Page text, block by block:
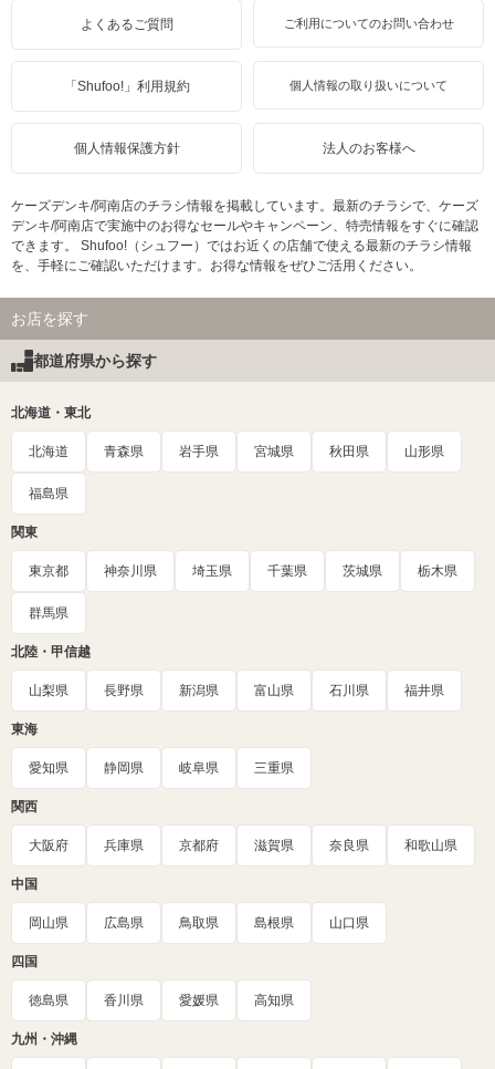
よくあるご質問 ご利用についてのお問い合わせ
「Shufoo!」利用規約 個人情報の取り扱いについて
個人情報保護方針 法人のお客様へ
ケーズデンキ/阿南店のチラシ情報を掲載しています。最新のチラシで、ケーズ
デンキ/阿南店で実施中のお得なセールやキャンペーン、特売情報をすぐに確認
できます。 Shufoo!（シュフー）ではお近くの店舗で使える最新のチラシ情報
を、手軽にご確認いただけます。お得な情報をぜひご活用ください。
お店を探す
都道府県から探す
北海道・東北
北海道 青森県 岩手県 宮城県 秋田県 山形県
福島県
関東
東京都 神奈川県 埼玉県 千葉県 茨城県 栃木県
群馬県
北陸・甲信越
山梨県 長野県 新潟県 富山県 石川県 福井県
東海
愛知県 静岡県 岐阜県 三重県
関西
大阪府 兵庫県 京都府 滋賀県 奈良県 和歌山県
中国
岡山県 広島県 鳥取県 島根県 山口県
四国
徳島県 香川県 愛媛県 高知県
九州・沖縄